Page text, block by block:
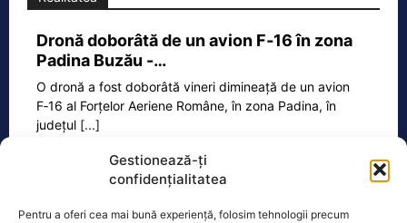
Gestionează-ți
confidențialitatea
Pentru a oferi cea mai bună experiență, folosim tehnologii precum
Dronă doborâtă de un avion F‑16 în zona
Padina Buzău -…
O dronă a fost doborâtă vineri dimineață de un avion
F‑16 al Forțelor Aeriene Române, în zona Padina, în
județul [...]